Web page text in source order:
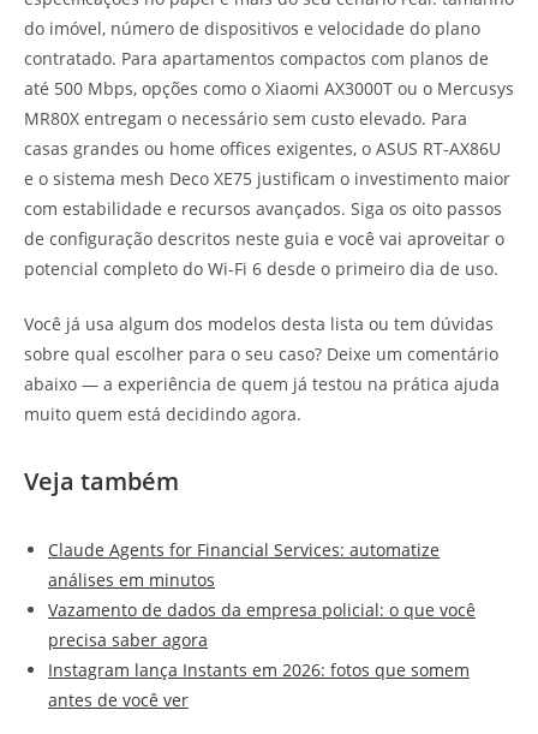
do imóvel, número de dispositivos e velocidade do plano
contratado. Para apartamentos compactos com planos de
até 500 Mbps, opções como o Xiaomi AX3000T ou o Mercusys
MR80X entregam o necessário sem custo elevado. Para
casas grandes ou home offices exigentes, o ASUS RT-AX86U
e o sistema mesh Deco XE75 justificam o investimento maior
com estabilidade e recursos avançados. Siga os oito passos
de configuração descritos neste guia e você vai aproveitar o
potencial completo do Wi-Fi 6 desde o primeiro dia de uso.
Você já usa algum dos modelos desta lista ou tem dúvidas
sobre qual escolher para o seu caso? Deixe um comentário
abaixo — a experiência de quem já testou na prática ajuda
muito quem está decidindo agora.
Veja também
Claude Agents for Financial Services: automatize
análises em minutos
Vazamento de dados da empresa policial: o que você
precisa saber agora
Instagram lança Instants em 2026: fotos que somem
antes de você ver